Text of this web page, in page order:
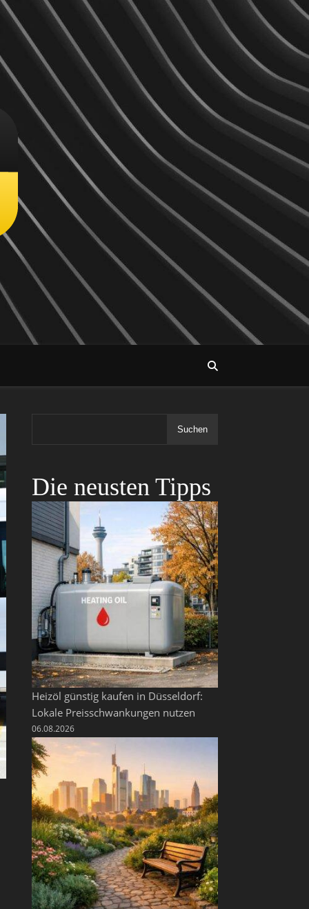
Suchen
Die neusten Tipps
Heizöl günstig kaufen in Düsseldorf:
Lokale Preisschwankungen nutzen
06.08.2026